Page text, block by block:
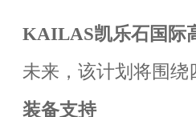
KAILAS凯乐石国际
未来，该计划将围绕
装备支持